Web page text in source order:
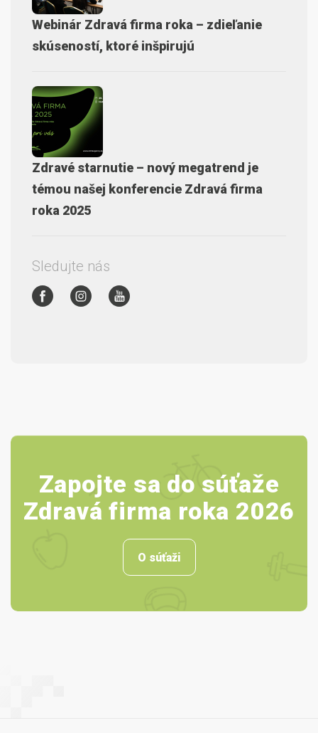
Webinár Zdravá firma roka – zdieľanie
skúseností, ktoré inšpirujú
Zdravé starnutie – nový megatrend je
témou našej konferencie Zdravá firma
roka 2025
Sledujte nás
Zapojte sa do súťaže
Zdravá firma roka 2026
O súťaži